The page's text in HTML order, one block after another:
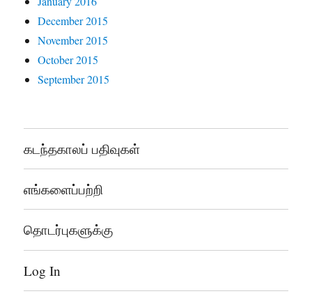
December 2015
November 2015
October 2015
September 2015
கடந்தகாலப் பதிவுகள்
எங்களைப்பற்றி
தொடர்புகளுக்கு
Log In